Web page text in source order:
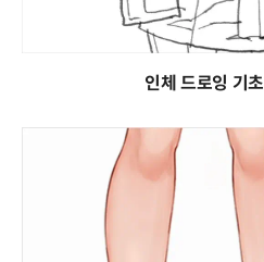
인체 드로잉 기초